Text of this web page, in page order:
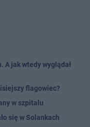
A jak wtedy wyglądał
flagowiec?
w szpitalu
się w Solankach